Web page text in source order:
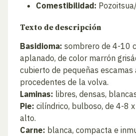
Comestibilidad:
Texto de descripción
Basidioma: sombrero de 4-10
aplanado, de color marrón
cubierto de pequeñas
procedentes de la volva.
Laminas: libres, densas,
Pie: cilíndrico, bulboso, de 4-8
alto.
Carne: blanca, compacta e